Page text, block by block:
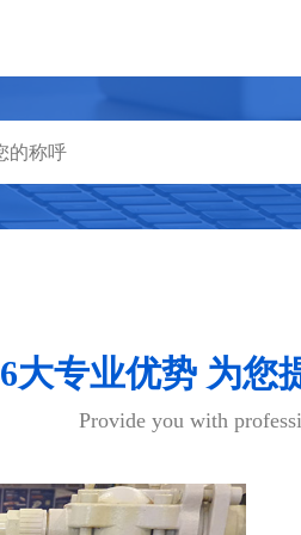
6大专业优势 为您
Provide you with